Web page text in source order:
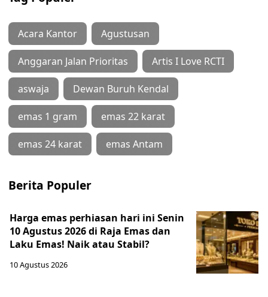
Acara Kantor Agustusan
Anggaran Jalan Prioritas Artis I Love RCTI
aswaja Dewan Buruh Kendal
emas 1 gram emas 22 karat
emas 24 karat emas Antam
Berita Populer
Harga emas perhiasan hari ini Senin
10 Agustus 2026 di Raja Emas dan
Laku Emas! Naik atau Stabil?
10 Agustus 2026